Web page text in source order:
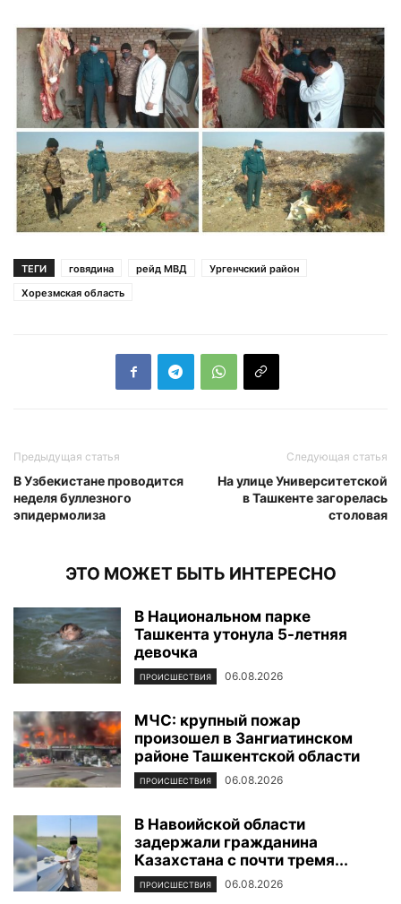
ТЕГИ говядина рейд МВД
Ургенчский район
Хорезмская область
Предыдущая статья
В Узбекистане проводится
неделя буллезного
эпидермолиза
Следующая статья
На улице Университетской
в Ташкенте загорелась
столовая
ЭТО МОЖЕТ БЫТЬ ИНТЕРЕСНО
В Национальном парке
Ташкента утонула 5-летняя
девочка
ПРОИСШЕСТВИЯ 06.08.2026
МЧС: крупный пожар
произошел в Зангиатинском
районе Ташкентской области
ПРОИСШЕСТВИЯ 06.08.2026
В Навоийской области
задержали гражданина
Казахстана с почти тремя...
ПРОИСШЕСТВИЯ 06.08.2026